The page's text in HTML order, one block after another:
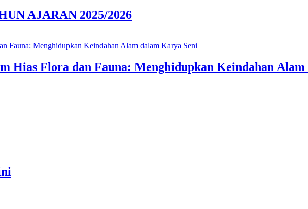
AJARAN 2025/2026
Hias Flora dan Fauna: Menghidupkan Keindahan